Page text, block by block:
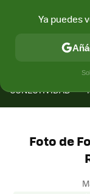
CONECTIVIDAD
Foto de
Ya puedes